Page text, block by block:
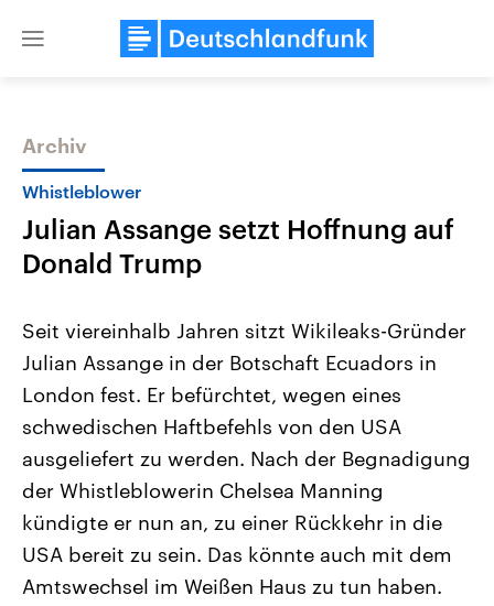
Close
Themen
Landtagswahl Sachsen-Anhalt
2026
Alle Informationen
Sachsen-Anhalt wählt am 6.
September 2026 einen neuen
Landtag. Seit 2021 wird das
Bundesland von einer Koalition aus
Umfragen, Prognosen,
Wahlprogramme, aktuelle Berichte
und Hintergründe zu den Parteien
und Kandidaten der anstehenden
Wahl.
Aktuelle Beiträge,
Hintergründe
Wirtschaftlich und
gehören die Vereinigten
den mächtigsten Ländern
mit großem Einfluss auf
aktuelle Weltgeschehen.
Sendungen Programm Podcasts
Archiv
Whistleblower
Julian Assange setzt Hoffnung auf
Donald Trump
Seit viereinhalb Jahren sitzt Wikileaks-Gründer
Julian Assange in der Botschaft Ecuadors in
London fest. Er befürchtet, wegen eines
schwedischen Haftbefehls von den USA
ausgeliefert zu werden. Nach der Begnadigung
der Whistleblowerin Chelsea Manning
kündigte er nun an, zu einer Rückkehr in die
USA bereit zu sein. Das könnte auch mit dem
Amtswechsel im Weißen Haus zu tun haben.